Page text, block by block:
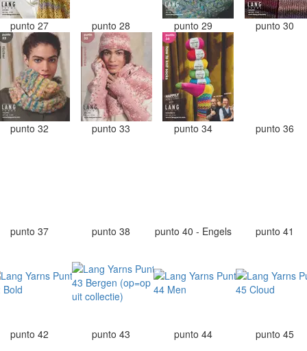
punto 27 punto 28 punto 29 punto 30
punto 32 punto 33 punto 34 punto 36
punto 37 punto 38 punto 40 - Engels punto 41
punto 42 punto 43 punto 44 punto 45